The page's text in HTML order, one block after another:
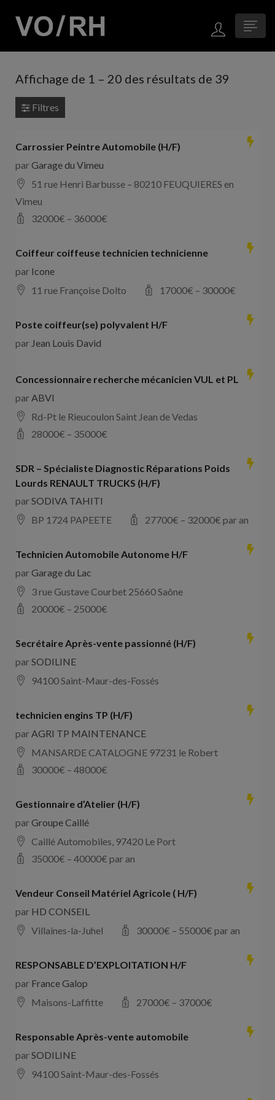
Affichage de 1 – 20 des résultats de 39
Filtres
Carrossier Peintre Automobile (H/F)
parGarage du Vimeu
51 rue Henri Barbusse – 80210 FEUQUIERES en
Vimeu
32000€ – 36000€
Coiffeur coiffeuse technicien technicienne
par Icone
11 rue Françoise Dolto
17000€ – 30000€
Poste coiffeur(se) polyvalent H/F
par Jean Louis David
Concessionnaire recherche mécanicien VUL et PL
parABVI
Rd-Pt le Rieucoulon Saint Jean de Vedas
28000€ – 35000€
SDR – Spécialiste Diagnostic Réparations Poids
Lourds RENAULT TRUCKS (H/F)
parSODIVA TAHITI
BP 1724 PAPEETE
27700€ – 32000€ par an
Technicien Automobile Autonome H/F
parGarage du Lac
3 rue Gustave Courbet 25660 Saône
20000€ – 25000€
Secrétaire Après-vente passionné (H/F)
parSODILINE
94100 Saint-Maur-des-Fossés
technicien engins TP (H/F)
parAGRI TP MAINTENANCE
MANSARDE CATALOGNE 97231 le Robert
30000€ – 48000€
Gestionnaire d’Atelier (H/F)
parGroupe Caillé
Caillé Automobiles, 97420 Le Port
35000€ – 40000€ par an
Vendeur Conseil Matériel Agricole ( H/F)
par HD CONSEIL
Villaines-la-Juhel
30000€ – 55000€ par an
RESPONSABLE D’EXPLOITATION H/F
par France Galop
Maisons-Laffitte
27000€ – 37000€
Responsable Après-vente automobile
parSODILINE
94100 Saint-Maur-des-Fossés